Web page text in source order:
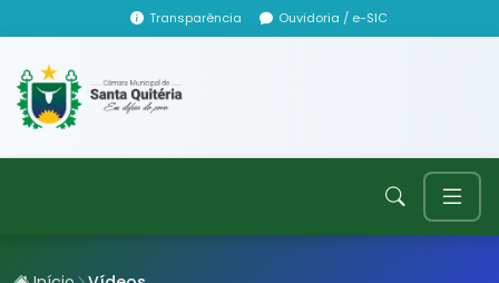
Transparência Ouvidoria / e-SIC